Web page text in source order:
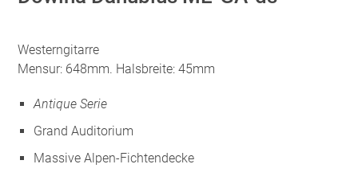
Westerngitarre
Mensur: 648mm. Halsbreite: 45mm
Antique Serie
Grand Auditorium
Massive Alpen-Fichtendecke